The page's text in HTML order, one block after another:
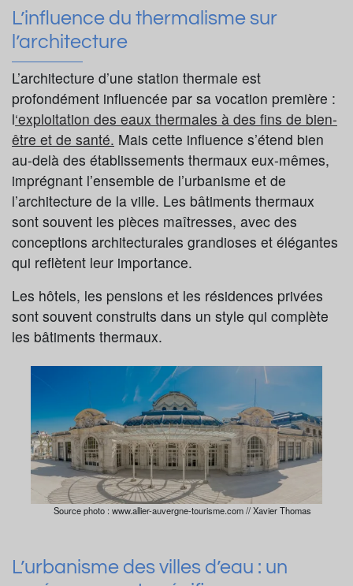
L’influence du thermalisme sur
l’architecture
L’architecture d’une station thermale est
profondément influencée par sa vocation première :
l‘exploitation des eaux thermales à des fins de bien-
être et de santé. Mais cette influence s’étend bien
au-delà des établissements thermaux eux-mêmes,
imprégnant l’ensemble de l’urbanisme et de
l’architecture de la ville. Les bâtiments thermaux
sont souvent les pièces maîtresses, avec des
conceptions architecturales grandioses et élégantes
qui reflètent leur importance.
Les hôtels, les pensions et les résidences privées
sont souvent construits dans un style qui complète
les bâtiments thermaux.
Source photo : www.allier-auvergne-tourisme.com // Xavier Thomas
L’urbanisme des villes d’eau : un